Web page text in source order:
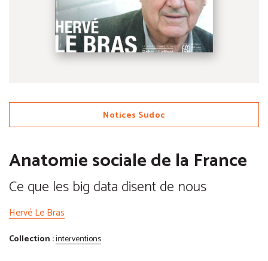
Notices Sudoc
Anatomie sociale de la France
Ce que les big data disent de nous
Hervé Le Bras
Collection :interventions